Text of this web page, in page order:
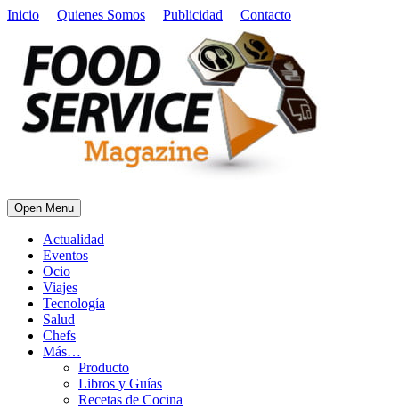
Inicio Quienes Somos Publicidad Contacto
Open Menu
Actualidad
Eventos
Ocio
Viajes
Tecnología
Salud
Chefs
Más…
Producto
Libros y Guías
Recetas de Cocina